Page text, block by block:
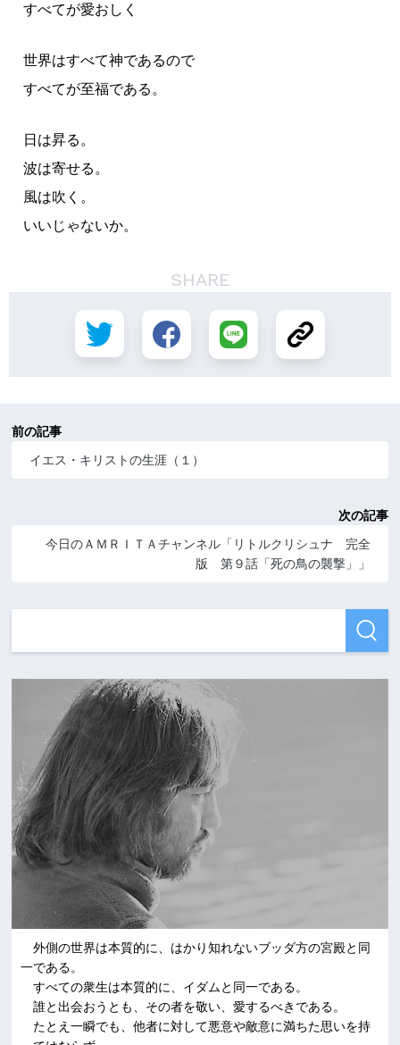
すべてが愛おしく
世界はすべて神であるので
すべてが至福である。
日は昇る。
波は寄せる。
風は吹く。
いいじゃないか。
SHARE
前の記事
イエス・キリストの生涯（１）
次の記事
今日のＡＭＲＩＴＡチャンネル「リトルクリシュナ 完全
版 第９話「死の鳥の襲撃」」
外側の世界は本質的に、はかり知れないブッダ方の宮殿と同
一である。
すべての衆生は本質的に、イダムと同一である。
誰と出会おうとも、その者を敬い、愛するべきである。
たとえ一瞬でも、他者に対して悪意や敵意に満ちた思いを持